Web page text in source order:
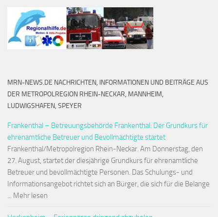
MRN-NEWS.DE NACHRICHTEN, INFORMATIONEN UND BEITRÄGE AUS
DER METROPOLREGION RHEIN-NECKAR, MANNHEIM,
LUDWIGSHAFEN, SPEYER
Frankenthal – Betreuungsbehörde Frankenthal: Der Grundkurs für
ehrenamtliche Betreuer und Bevollmächtigte startet
Frankenthal/Metropolregion Rhein-Neckar. Am Donnerstag, den
27. August, startet der diesjährige Grundkurs für ehrenamtliche
Betreuer und bevollmächtigte Personen. Das Schulungs- und
Informationsangebot richtet sich an Bürger, die sich für die Belange
... Mehr lesen